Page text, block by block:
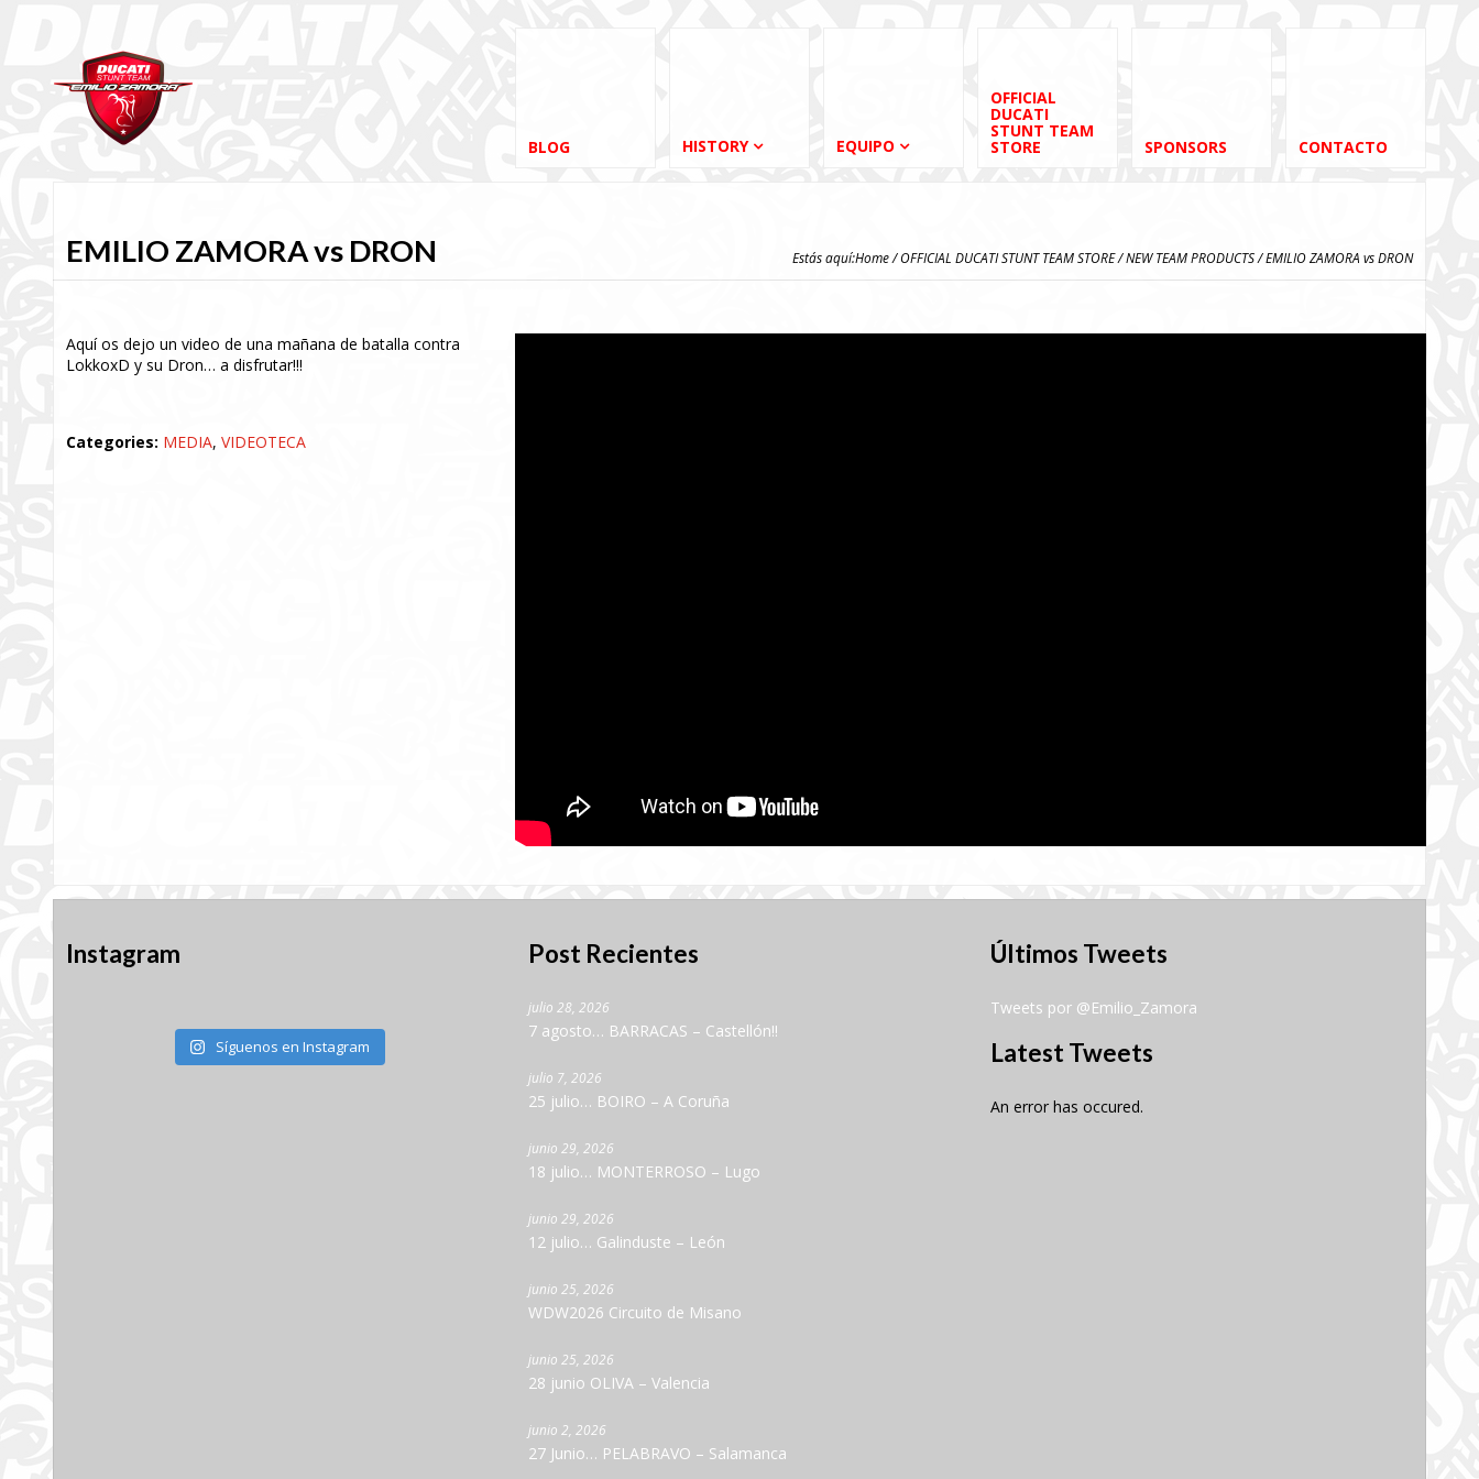
BLOG HISTORY EQUIPO
OFFICIAL
DUCATI
STUNT TEAM
STORE SPONSORS CONTACTO
EMILIO ZAMORA vs DRON Estás aquí:Home/OFFICIAL DUCATI STUNT TEAM STORE/NEW TEAM PRODUCTS/ EMILIO ZAMORA vs DRON
Aquí os dejo un video de una mañana de batalla contra
LokkoxD y su Dron… a disfrutar!!!
Categories: MEDIA, VIDEOTECA
Instagram
Síguenos en Instagram
Post Recientes
julio 28, 2026
7 agosto… BARRACAS – Castellón!!
julio 7, 2026
25 julio… BOIRO – A Coruña
junio 29, 2026
18 julio… MONTERROSO – Lugo
junio 29, 2026
12 julio… Galinduste – León
junio 25, 2026
WDW2026 Circuito de Misano
junio 25, 2026
28 junio OLIVA – Valencia
junio 2, 2026
27 Junio… PELABRAVO – Salamanca
Últimos Tweets
Tweets por @Emilio_Zamora
Latest Tweets
An error has occured.